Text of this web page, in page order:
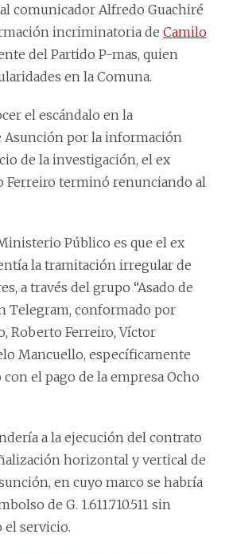
comunicador Alfredo Guachiré
incriminatoria de Camilo
del Partido P-mas, quien
en la Comuna.
el escándalo en la
Asunción por la información
de la investigación, el ex
Ferreiro terminó renunciando al
Público es que el ex
la tramitación irregular de
a través del grupo “Asado de
Telegram, conformado por
Roberto Ferreiro, Víctor
Mancuello, específicamente
el pago de la empresa Ocho
a la ejecución del contrato
horizontal y vertical de
en cuyo marco se habría
de G. 1.611.710.511 sin
el servicio.